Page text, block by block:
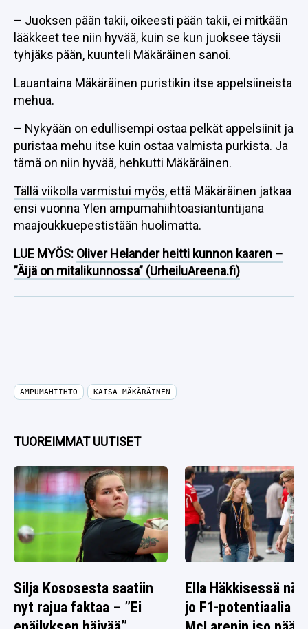
– Juoksen pään takii, oikeesti pään takii, ei mitkään
lääkkeet tee niin hyvää, kuin se kun juoksee täysii
tyhjäks pään, kuunteli Mäkäräinen sanoi.
Lauantaina Mäkäräinen puristikin itse appelsiineista
mehua.
– Nykyään on edullisempi ostaa pelkät appelsiinit ja
puristaa mehu itse kuin ostaa valmista purkista. Ja
tämä on niin hyvää, hehkutti Mäkäräinen.
Tällä viikolla varmistui myös, että Mäkäräinen jatkaa
ensi vuonna Ylen ampumahiihtoasiantuntijana
maajoukkuepestistään huolimatta.
LUE MYÖS: Oliver Helander heitti kunnon kaaren –
”Äijä on mitalikunnossa” (UrheiluAreena.fi)
AMPUMAHIIHTO KAISA MÄKÄRÄINEN
TUOREIMMAT UUTISET
Silja Kososesta saatiin
nyt rajua faktaa – ”Ei
Ella Häkkisessä
jo F1-potentiaalia –